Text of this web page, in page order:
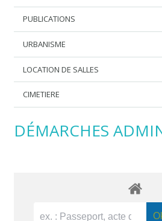
PUBLICATIONS
URBANISME
LOCATION DE SALLES
CIMETIERE
DÉMARCHES